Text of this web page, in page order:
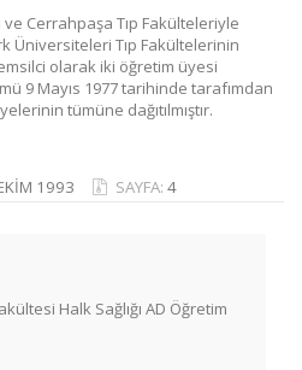
Cerrahpaşa Tıp Fakülteleriyle
Üniversiteleri Tıp Fakültelerinin
olarak iki öğretim üyesi
9 Mayıs 1977 tarihinde tarafımdan
tümüne dağıtılmıştır.
1993 SAYFA: 4
Halk Sağlığı AD Öğretim